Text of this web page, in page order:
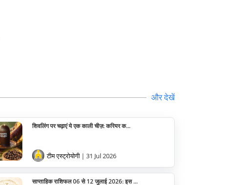
और देखें
शिवलिंग पर चढ़ाएं ये एक काली चीज़: करियर क...
टीम एस्ट्रोयोगी | 31 Jul 2026
साप्ताहिक राशिफल 06 से 12 जुलाई 2026: इस ...